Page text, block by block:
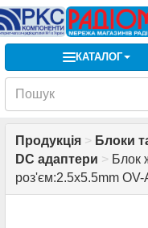
КАТАЛОГ
Продукція > Блоки
DC адаптери > Блок
роз'єм:2.5x5.5mm